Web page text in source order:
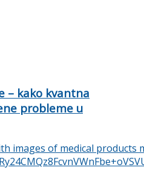
– kako kvantna
probleme u